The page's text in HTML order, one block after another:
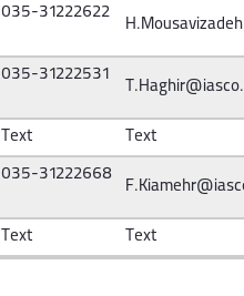
035-31222622
035-31222531
Text Text
035-31222668
Text Text